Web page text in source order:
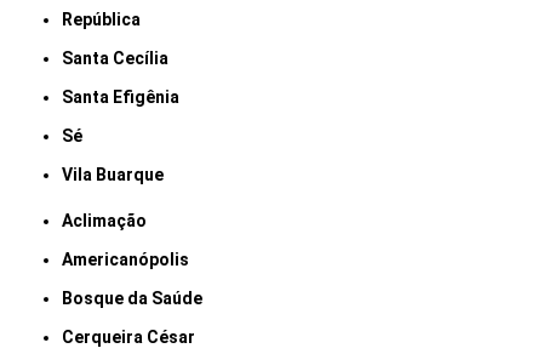
República
Santa Cecília
Santa Efigênia
Sé
Vila Buarque
Aclimação
Americanópolis
Bosque da Saúde
Cerqueira César